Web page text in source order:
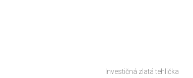
Investičná zlatá tehlička